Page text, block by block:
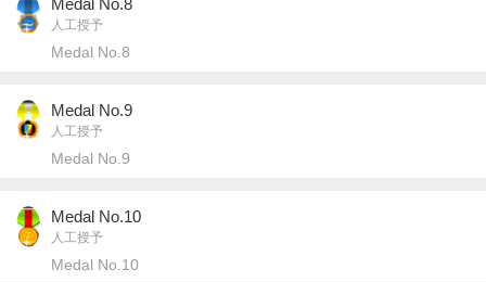
Medal No.8
人工授予
Medal No.8
Medal No.9
人工授予
Medal No.9
Medal No.10
人工授予
Medal No.10